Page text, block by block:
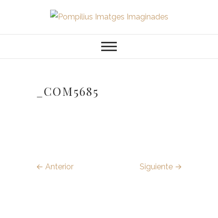
contenido
Pompilius
Imatges
Imaginades
_COM5685
← Anterior Siguiente →